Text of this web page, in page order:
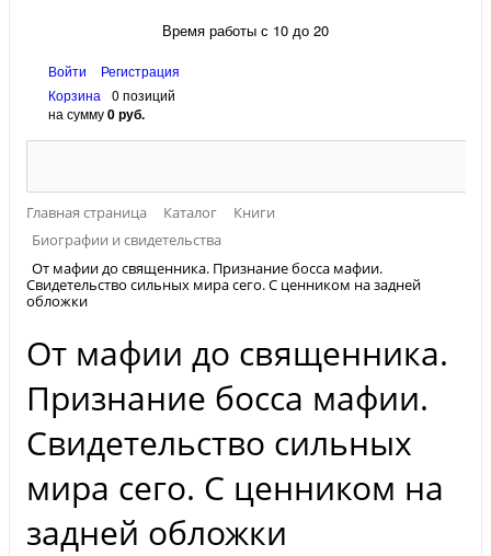
Время работы с 10 до 20
Войти
Регистрация
Корзина
0 позиций
на сумму0 руб.
Главная страница Каталог
Книги
Биографии и свидетельства
От мафии до священника. Признание босса мафии.
Свидетельство сильных мира сего. С ценником на задней
обложки
От мафии до священника.
Признание босса мафии.
Свидетельство сильных
мира сего. С ценником на
задней обложки